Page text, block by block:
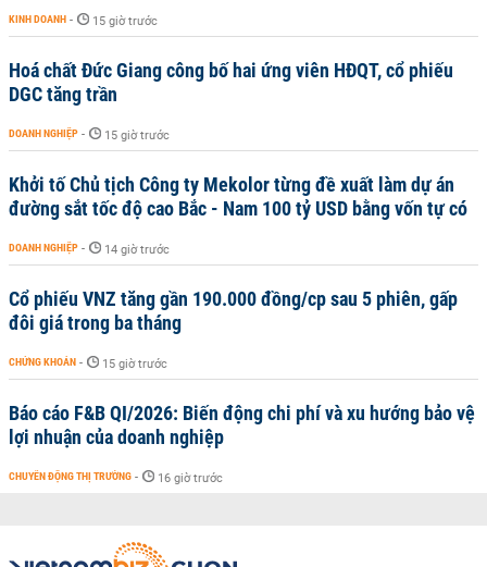
KINH DOANH - 15 giờ trước
Hoá chất Đức Giang công bố hai ứng viên HĐQT, cổ phiếu
DGC tăng trần
DOANH NGHIỆP - 15 giờ trước
Khởi tố Chủ tịch Công ty Mekolor từng đề xuất làm dự án
đường sắt tốc độ cao Bắc - Nam 100 tỷ USD bằng vốn tự có
DOANH NGHIỆP - 14 giờ trước
Cổ phiếu VNZ tăng gần 190.000 đồng/cp sau 5 phiên, gấp
đôi giá trong ba tháng
CHỨNG KHOÁN - 15 giờ trước
Báo cáo F&B QI/2026: Biến động chi phí và xu hướng bảo vệ
lợi nhuận của doanh nghiệp
CHUYỂN ĐỘNG THỊ TRƯỜNG - 16 giờ trước